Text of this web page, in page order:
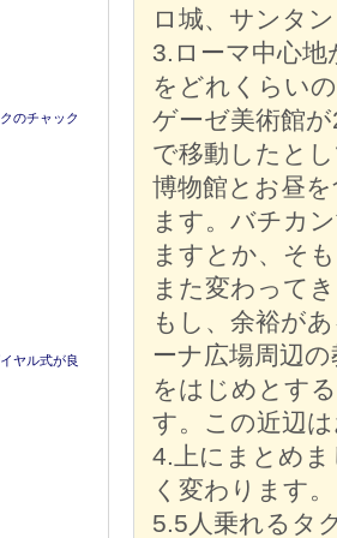
ロ城、サンタ
3.ローマ中心
をどれくらい
ゲーゼ美術館
で移動したと
博物館とお昼
ます。バチカ
ますとか、そ
また変わって
もし、余裕が
ーナ広場周辺
をはじめとす
す。この近辺
4.上にまとめ
く変わります。
5.5人乗れるタ
のチャック
ヤル式が良